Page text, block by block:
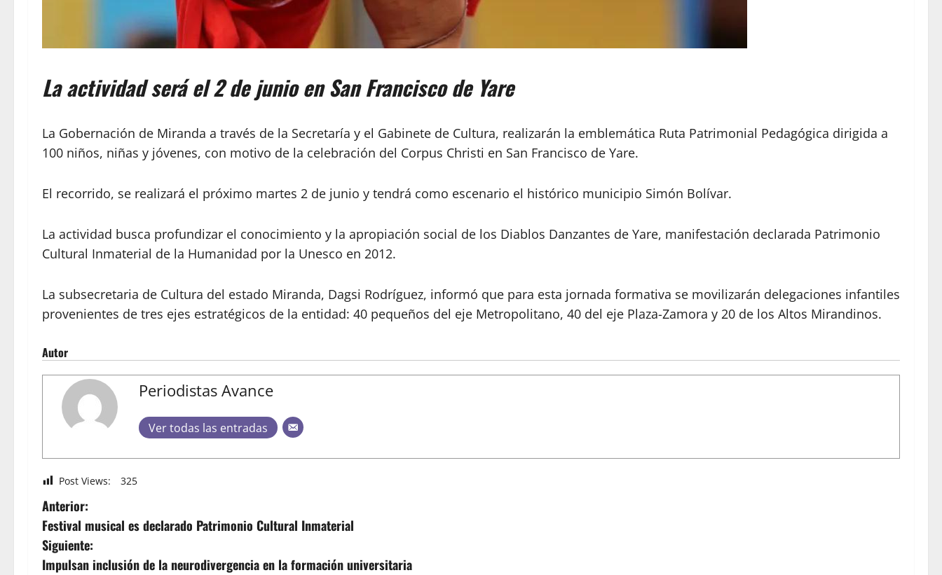
La actividad será el 2 de junio en San Francisco de Yare
La Gobernación de Miranda a través de la Secretaría y el Gabinete de Cultura, realizarán la emblemática Ruta Patrimonial Pedagógica dirigida a
100 niños, niñas y jóvenes, con motivo de la celebración del Corpus Christi en San Francisco de Yare.
El recorrido, se realizará el próximo martes 2 de junio y tendrá como escenario el histórico municipio Simón Bolívar.
La actividad busca profundizar el conocimiento y la apropiación social de los Diablos Danzantes de Yare, manifestación declarada Patrimonio
Cultural Inmaterial de la Humanidad por la Unesco en 2012.
La subsecretaria de Cultura del estado Miranda, Dagsi Rodríguez, informó que para esta jornada formativa se movilizarán delegaciones infantiles
provenientes de tres ejes estratégicos de la entidad: 40 pequeños del eje Metropolitano, 40 del eje Plaza-Zamora y 20 de los Altos Mirandinos.
Autor
Periodistas Avance
Ver todas las entradas
Post Views: 325
Anterior:
Festival musical es declarado Patrimonio Cultural Inmaterial
Siguiente:
Impulsan inclusión de la neurodivergencia en la formación universitaria